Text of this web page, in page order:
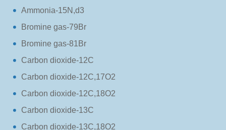
Ammonia-15N,d3
Bromine gas-79Br
Bromine gas-81Br
Carbon dioxide-12C
Carbon dioxide-12C,17O2
Carbon dioxide-12C,18O2
Carbon dioxide-13C
Carbon dioxide-13C,18O2